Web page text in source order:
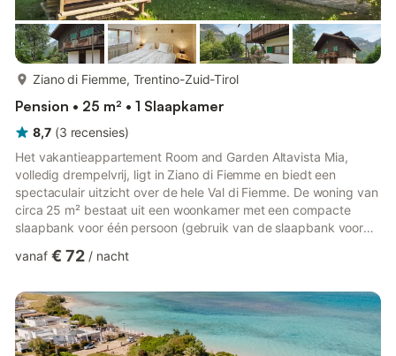
Ziano di Fiemme, Trentino-Zuid-Tirol
Pension • 25 m² • 1 Slaapkamer
8,7 (3 recensies)
Het vakantieappartement Room and Garden Altavista Mia,
volledig drempelvrij, ligt in Ziano di Fiemme en biedt een
spectaculair uitzicht over de hele Val di Fiemme. De woning van
circa 25 m² bestaat uit een woonkamer met een compacte
slaapbank voor één persoon (gebruik van de slaapbank voor
badkamer met ruime douche en toilet, geschikt voor maximaal
voor videogesprekken), een tv, een ventilator en een gratis
minibar. Er is geen airconditioning aanwezig. Buiten beschikken
julli...
vanaf € 72 / nacht